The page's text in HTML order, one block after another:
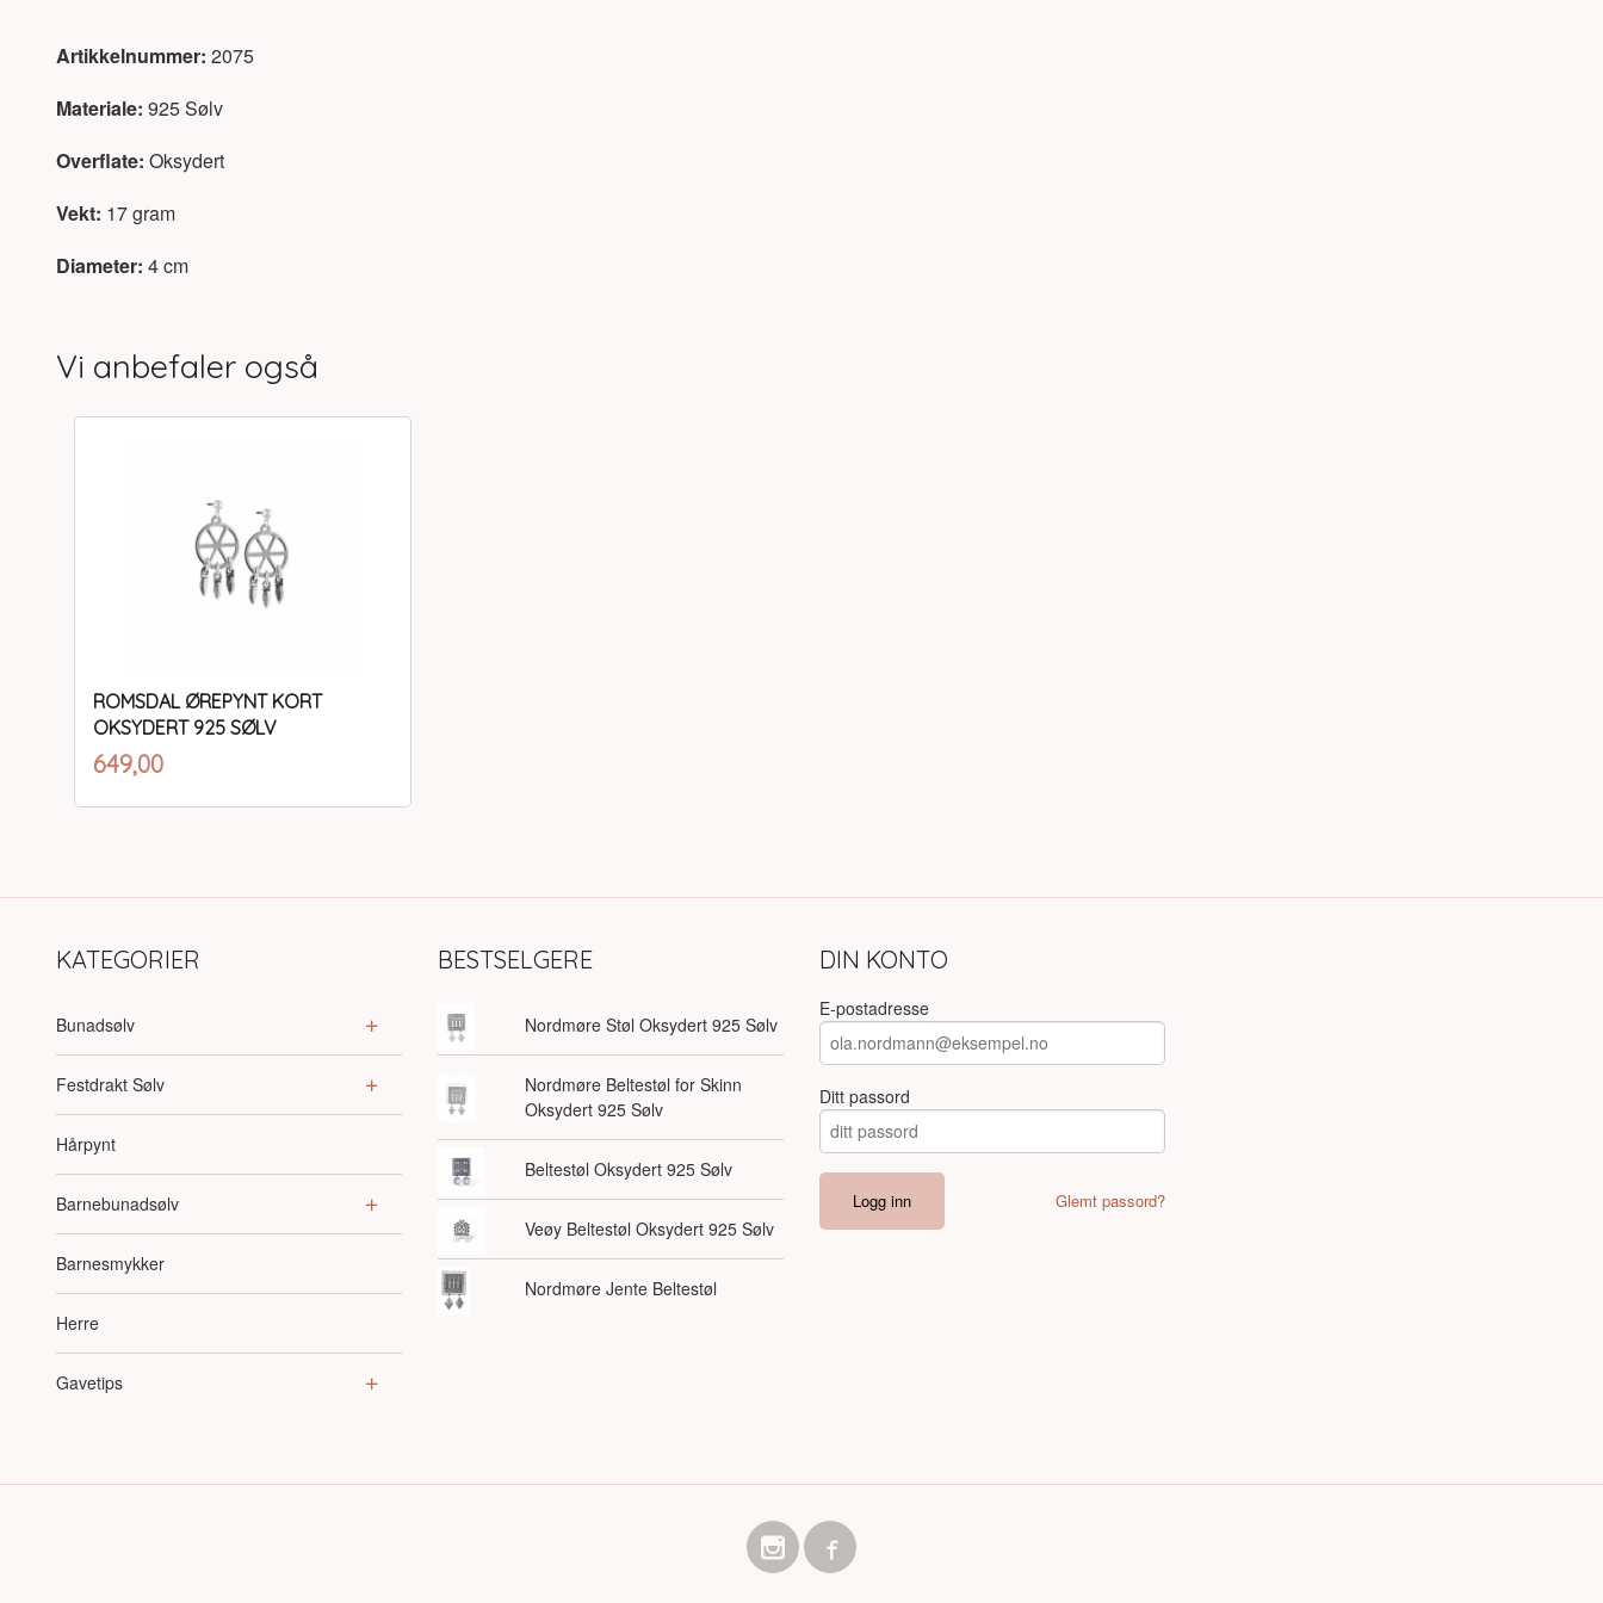
Artikkelnummer: 2075
Materiale: 925 Sølv
Overflate: Oksydert
Vekt: 17 gram
Diameter: 4 cm
Vi anbefaler også
ROMSDAL ØREPYNT KORT
OKSYDERT 925 SØLV
Pris
649,00mva.
KATEGORIER
Bunadsølv
Festdrakt Sølv
Hårpynt
Barnebunadsølv
Barnesmykker
Herre
Gavetips
BESTSELGERE
Nordmøre Støl Oksydert 925 Sølv
Nordmøre Beltestøl for Skinn
Oksydert 925 Sølv
Beltestøl Oksydert 925 Sølv
Veøy Beltestøl Oksydert 925 Sølv
Nordmøre Jente Beltestøl
DIN KONTO
E-postadresse
Ditt passord
Glemt passord?